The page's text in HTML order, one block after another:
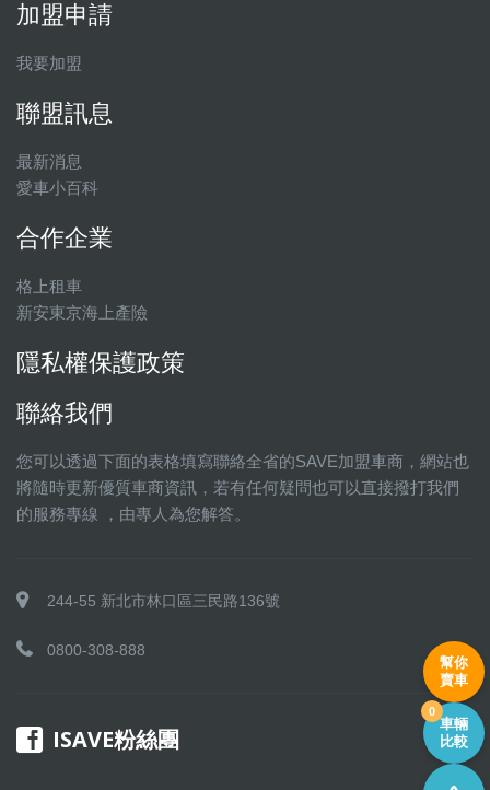
加盟申請
我要加盟
聯盟訊息
最新消息
愛車小百科
合作企業
格上租車
新安東京海上產險
隱私權保護政策
聯絡我們
您可以透過下面的表格填寫聯絡全省的SAVE加盟車商，網站也
將隨時更新優質車商資訊，若有任何疑問也可以直接撥打我們
的服務專線 ，由專人為您解答。
244-55 新北市林口區三民路136號
0800-308-888
ISAVE粉絲團
幫你
賣車
車輛
比較
0